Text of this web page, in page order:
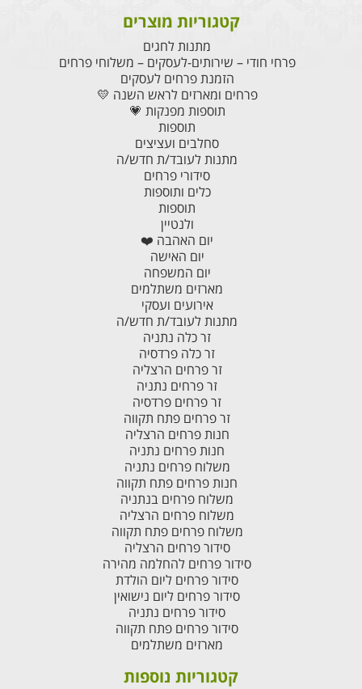
קטגוריות מוצרים
מתנות לחגים
פרחי חודי – שירותים-לעסקים – משלוחי פרחים
הזמנת פרחים לעסקים
פרחים ומארזים לראש השנה 💛
תוספות מפנקות 💗
תוספות
סחלבים ועציצים
מתנות לעובד/ת חדש/ה
סידורי פרחים
כלים ותוספות
תוספות
ולנטיין
יום האהבה ❤️
יום האישה
יום המשפחה
מארזים משתלמים
אירועים ועסקי
מתנות לעובד/ת חדש/ה
זר כלה נתניה
זר כלה פרדסיה
זר פרחים הרצליה
זר פרחים נתניה
זר פרחים פרדסיה
זר פרחים פתח תקווה
חנות פרחים הרצליה
חנות פרחים נתניה
משלוח פרחים נתניה
חנות פרחים פתח תקווה
משלוח פרחים בנתניה
משלוח פרחים הרצליה
משלוח פרחים פתח תקווה
סידור פרחים הרצליה
סידור פרחים להחלמה מהירה
סידור פרחים ליום הולדת
סידור פרחים ליום נישואין
סידור פרחים נתניה
סידור פרחים פתח תקווה
מארזים משתלמים
קטגוריות נוספות